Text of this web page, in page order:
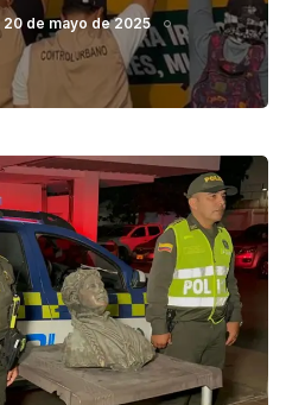
20 de mayo de 2025